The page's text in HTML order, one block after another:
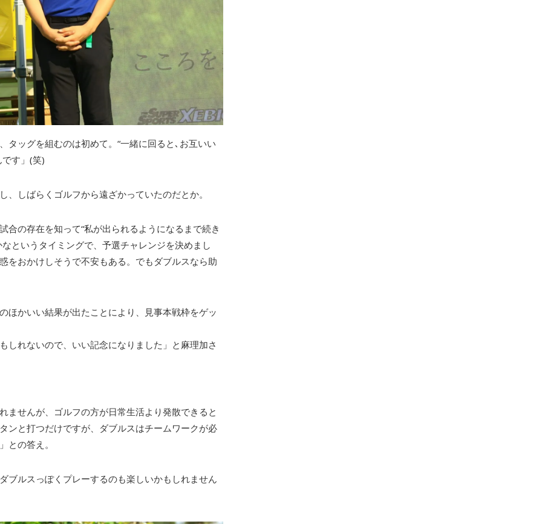
タッグを組むのは初めて。“一緒に回ると､お互いい
す」(笑)
しばらくゴルフから遠ざかっていたのだとか。
の存在を知って“私が出られるようになるまで続き
というタイミングで、予選チャレンジを決めまし
をおかけしそうで不安もある。でもダブルスなら助
ほかいい結果が出たことにより、見事本戦枠をゲッ
しれないので、いい記念になりました」と麻理加さ
ませんが、ゴルフの方が日常生活より発散できると
ンと打つだけですが、ダブルスはチームワークが必
との答え。
ブルスっぽくプレーするのも楽しいかもしれません